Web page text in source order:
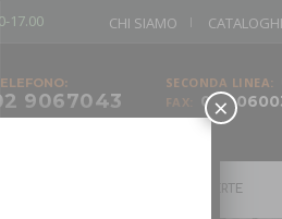
CHI SIAMO CATALOGHI
17.00
SECONDA LINEA:
FAX: 02
02 9067043
OFFERTE
×